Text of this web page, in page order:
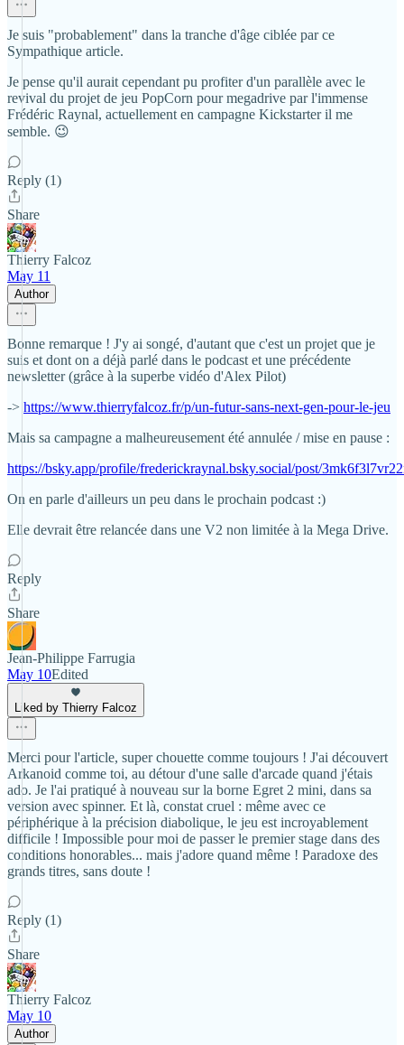
Je suis "probablement" dans la tranche d'âge ciblée par ce
Sympathique article.
Je pense qu'il aurait cependant pu profiter d'un parallèle avec le
revival du projet de jeu PopCorn pour megadrive par l'immense
Frédéric Raynal, actuellement en campagne Kickstarter il me
semble. 😉
Reply (1)
Share
Thierry Falcoz
May 11
Author
Bonne remarque ! J'y ai songé, d'autant que c'est un projet que je
suis et dont on a déjà parlé dans le podcast et une précédente
newsletter (grâce à la superbe vidéo d'Alex Pilot)
-> https://www.thierryfalcoz.fr/p/un-futur-sans-next-gen-pour-le-jeu
Mais sa campagne a malheureusement été annulée / mise en pause :
https://bsky.app/profile/frederickraynal.bsky.social/post/
On en parle d'ailleurs un peu dans le prochain podcast :)
Elle devrait être relancée dans une V2 non limitée à la Mega Drive.
Reply
Share
Jean-Philippe Farrugia
May 10Edited
Liked by Thierry Falcoz
Merci pour l'article, super chouette comme toujours ! J'ai découvert
Arkanoid comme toi, au détour d'une salle d'arcade quand j'étais
ado. Je l'ai pratiqué à nouveau sur la borne Egret 2 mini, dans sa
version avec spinner. Et là, constat cruel : même avec ce
périphérique à la précision diabolique, le jeu est incroyablement
difficile ! Impossible pour moi de passer le premier stage dans des
conditions honorables... mais j'adore quand même ! Paradoxe des
grands titres, sans doute !
Reply (1)
Share
Thierry Falcoz
May 10
Author